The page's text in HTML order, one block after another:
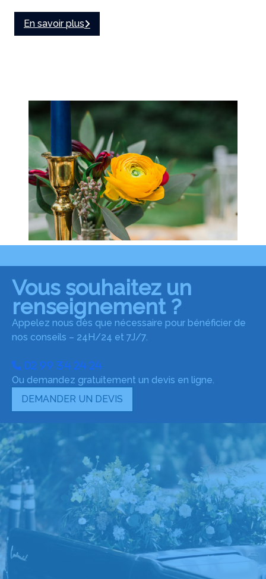
En savoir plus
Vous souhaitez un
renseignement ?
Appelez nous dès que nécessaire pour bénéficier de
nos conseils – 24H/24 et 7J/7.
02 99 34 24 24
Ou demandez gratuitement un devis en ligne.
DEMANDER UN DEVIS